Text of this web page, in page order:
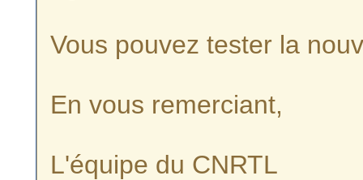
Vous pouvez tester la
En vous remerciant,
L'équipe du CNRTL